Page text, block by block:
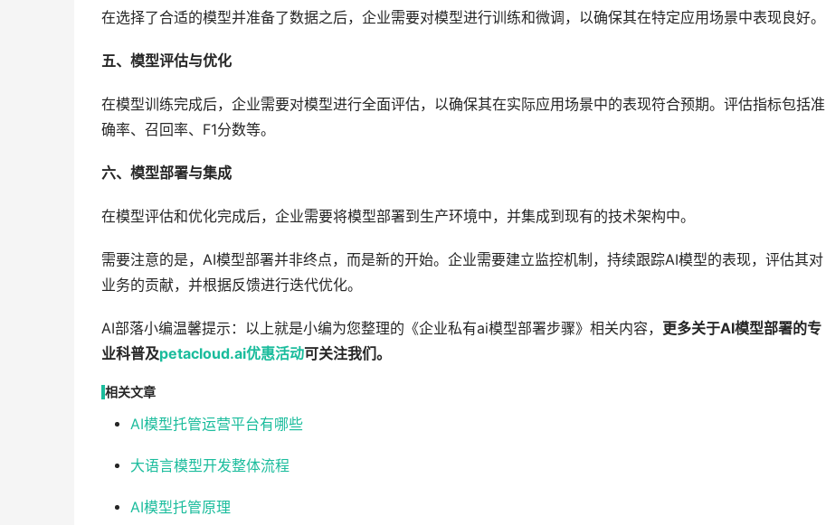
在选择了合适的模型并准备了数据之后，企业需要对模型进行训练和微调，以确保其在特定应用场景中表现良好。
五、模型评估与优化
在模型训练完成后，企业需要对模型进行全面评估，以确保其在实际应用场景中的表现符合预期。评估指标包括准
确率、召回率、F1分数等。
六、模型部署与集成
在模型评估和优化完成后，企业需要将模型部署到生产环境中，并集成到现有的技术架构中。
需要注意的是，AI模型部署并非终点，而是新的开始。企业需要建立监控机制，持续跟踪AI模型的表现，评估其对
业务的贡献，并根据反馈进行迭代优化。
AI部落小编温馨提示：以上就是小编为您整理的《企业私有ai模型部署步骤》相关内容，
更多关于AI模型部署的专
业科普及petacloud.ai优惠活动可关注我们。
相关文章
AI模型托管运营平台有哪些
大语言模型开发整体流程
AI模型托管原理